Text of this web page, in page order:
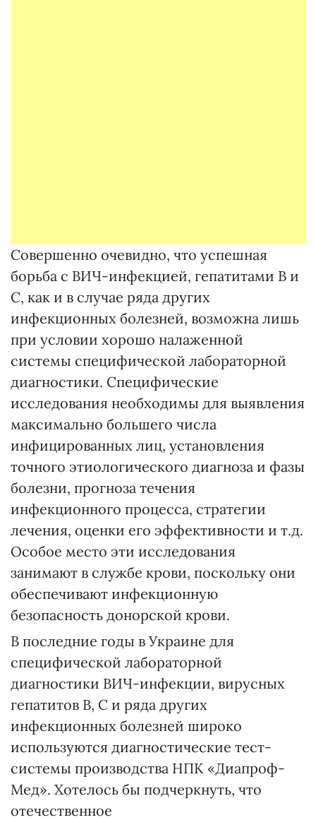
Совершенно очевидно, что успешная
борьба с ВИЧ-инфекцией, гепатитами В и
С, как и в случае ряда других
инфекционных болезней, возможна лишь
при условии хорошо налаженной
системы специфической лабораторной
диагностики. Специфические
исследования необходимы для выявления
максимально большего числа
инфицированных лиц, установления
точного этиологического диагноза и фазы
болезни, прогноза течения
инфекционного процесса, стратегии
лечения, оценки его эффективности и т.д.
Особое место эти исследования
занимают в службе крови, поскольку они
обеспечивают инфекционную
безопасность донорской крови.
В последние годы в Украине для
специфической лабораторной
диагностики ВИЧ-инфекции, вирусных
гепатитов В, С и ряда других
инфекционных болезней широко
используются диагностические тест-
системы производства НПК «Диапроф-
Мед». Хотелось бы подчеркнуть, что
отечественное